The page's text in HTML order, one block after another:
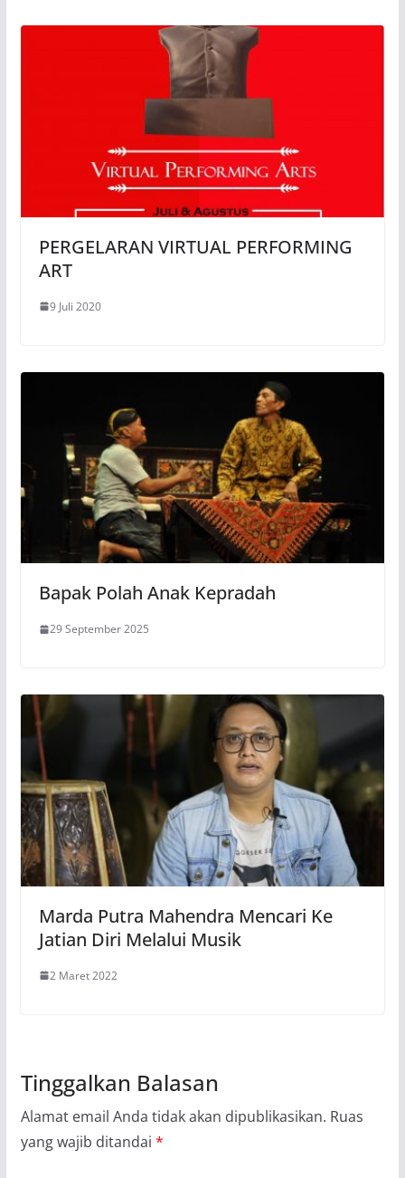
PERGELARAN VIRTUAL PERFORMING
ART
9 Juli 2020
Bapak Polah Anak Kepradah
29 September 2025
Marda Putra Mahendra Mencari Ke
Jatian Diri Melalui Musik
2 Maret 2022
Tinggalkan Balasan
Alamat email Anda tidak akan dipublikasikan. Ruas
yang wajib ditandai *